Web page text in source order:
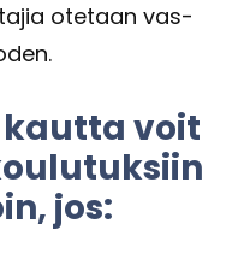
ote­taan vas­
voit
jos: